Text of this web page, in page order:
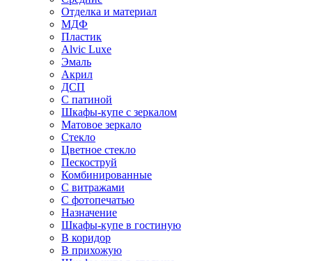
Отделка и материал
МДФ
Пластик
Alvic Luxe
Эмаль
Акрил
ДСП
С патиной
Шкафы-купе с зеркалом
Матовое зеркало
Стекло
Цветное стекло
Пескоструй
Комбинированные
С витражами
С фотопечатью
Назначение
Шкафы-купе в гостиную
В коридор
В прихожую